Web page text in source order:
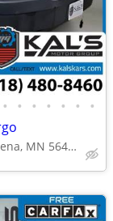
• • • • • • •
1000 N. Jefferson St. Wadena, MN 56482